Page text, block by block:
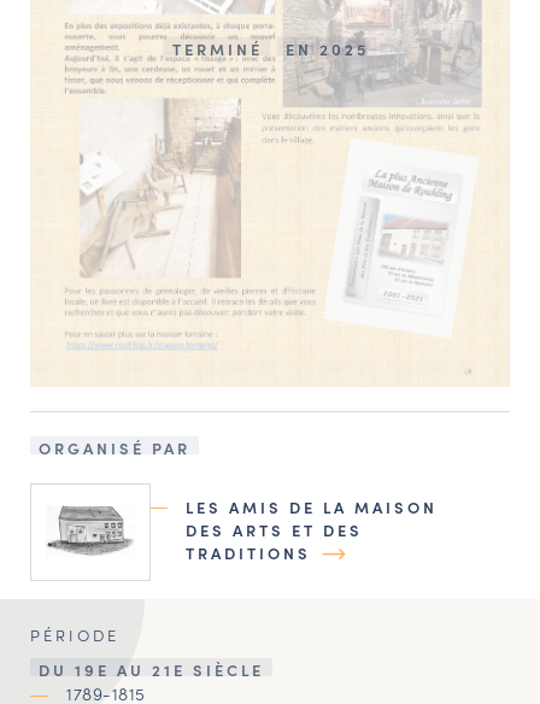
TERMINÉ EN 2025
ORGANISÉ PAR
LES AMIS DE LA MAISON
DES ARTS ET DES
TRADITIONS
PÉRIODE
DU 19E AU 21E SIÈCLE
1789-1815